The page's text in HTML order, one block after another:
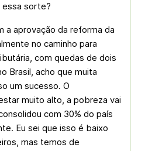
essa sorte?
a aprovação da reforma da
no caminho para
com quedas de dois
Brasil, acho que muita
um sucesso. O
muito alto, a pobreza vai
com 30% do país
Eu sei que isso é baixo
mas temos de